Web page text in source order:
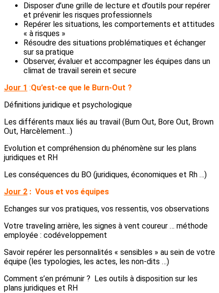
Disposer d’une grille de lecture et d’outils pour repérer
et prévenir les risques professionnels
Repérer les situations, les comportements et attitudes
« à risques »
Résoudre des situations problématiques et échanger
sur sa pratique
Observer, évaluer et accompagner les équipes dans un
climat de travail serein et secure
Jour 1 :Qu’est-ce que le Burn-Out ?
Définitions juridique et psychologique
Les différents maux liés au travail (Burn Out, Bore Out, Brown
Out, Harcèlement…)
Evolution et compréhension du phénomène sur les plans
juridiques et RH
Les conséquences du BO (juridiques, économiques et Rh …)
Jour 2 : Vous et vos équipes
Echanges sur vos pratiques, vos ressentis, vos observations
Votre traveling arrière, les signes à vent coureur … méthode
employée : codéveloppement
Savoir repérer les personnalités « sensibles » au sein de votre
équipe (les typologies, les actes, les non-dits …)
Comment s’en prémunir ? Les outils à disposition sur les
plans juridiques et RH